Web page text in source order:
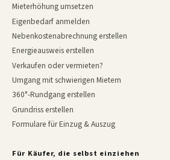
Mieterhöhung umsetzen
Eigenbedarf anmelden
Nebenkostenabrechnung erstellen
Energieausweis erstellen
Verkaufen oder vermieten?
Umgang mit schwierigen Mietern
360°-Rundgang erstellen
Grundriss erstellen
Formulare für Einzug & Auszug
Für Käufer, die selbst einziehen